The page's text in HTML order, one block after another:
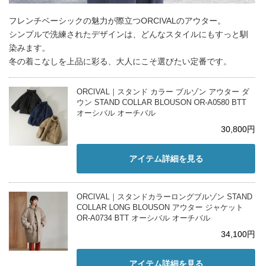
フレンチベーシックの魅力が際立つORCIVALのアウター。
シンプルで洗練されたデザインは、どんなスタイルにもすっと馴
染みます。
冬の着こなしを上品に彩る、大人にこそ選びたい定番です。
ORCIVAL｜スタンド カラー ブルゾン アウター ダ
ウン STAND COLLAR BLOUSON OR-A0580 BTT
オーシバル オーチバル
30,800円
アイテム詳細を見る
ORCIVAL｜スタンドカラーロングブルゾン STAND
COLLAR LONG BLOUSON アウター ジャケット
OR-A0734 BTT オーシバル オーチバル
34,100円
アイテム詳細を見る